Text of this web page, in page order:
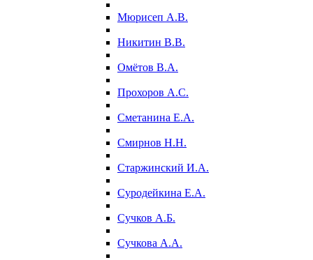
Мюрисеп А.В.
Никитин В.В.
Омётов В.А.
Прохоров А.С.
Сметанина Е.А.
Смирнов Н.Н.
Старжинский И.А.
Суродейкина Е.А.
Сучков А.Б.
Сучкова А.А.